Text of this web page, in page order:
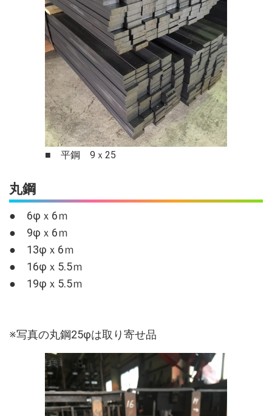
■ 平鋼 9ｘ25
丸鋼
● 6φｘ6ｍ
● 9φｘ6ｍ
● 13φｘ6ｍ
● 16φｘ5.5ｍ
● 19φｘ5.5ｍ
※写真の丸鋼25φは取り寄せ品